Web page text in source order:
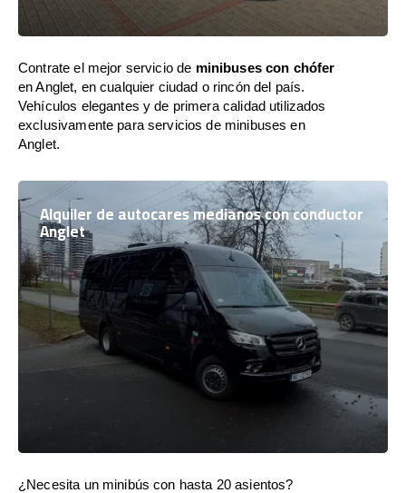
Contrate el mejor servicio de minibuses con chófer
en Anglet, en cualquier ciudad o rincón del país.
Vehículos elegantes y de primera calidad utilizados
exclusivamente para servicios de minibuses en
Anglet.
Alquiler de autocares medianos con conductor
Anglet
¿Necesita un minibús con hasta 20 asientos?